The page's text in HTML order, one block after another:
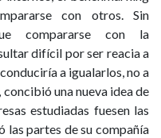
con otros. Sin
compararse con la
difícil por ser reacia a
a igualarlos, no a
una nueva idea de
estudiadas fuesen las
las partes de su compañía